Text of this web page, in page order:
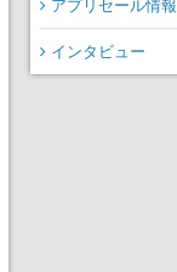
インタビュー